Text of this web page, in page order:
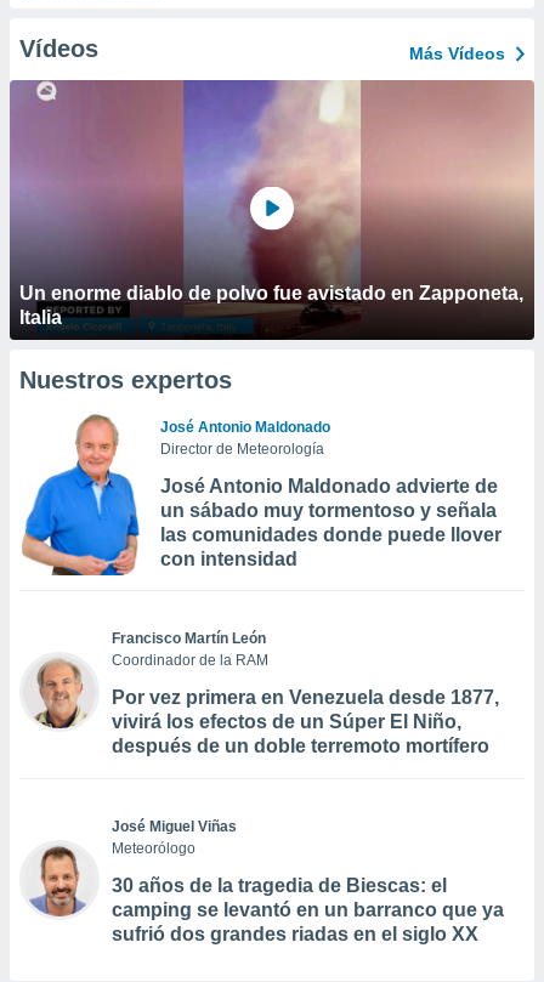
Vídeos Más Vídeos
Un enorme diablo de polvo fue avistado en Zapponeta,
Italia
Nuestros expertos
José Antonio Maldonado
Director de Meteorología
José Antonio Maldonado advierte de
un sábado muy tormentoso y señala
las comunidades donde puede llover
con intensidad
Francisco Martín León
Coordinador de la RAM
Por vez primera en Venezuela desde 1877,
vivirá los efectos de un Súper El Niño,
después de un doble terremoto mortífero
José Miguel Viñas
Meteorólogo
30 años de la tragedia de Biescas: el
camping se levantó en un barranco que ya
sufrió dos grandes riadas en el siglo XX